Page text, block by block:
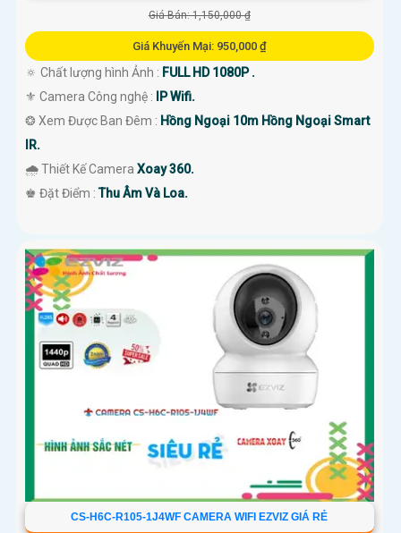
Giá Bán: 1,150,000 ₫
Giá Khuyến Mại: 950,000 ₫
🔅 Chất lượng hình Ảnh : FULL HD 1080P .
⚜️ Camera Công nghệ :
IP Wifi.
❂ Xem Được Ban Đêm : Hồng Ngoại 10m Hồng Ngoại Smart
IR.
🌧️ Thiết Kế Camera Xoay 360.
️♚ Đặt Điểm :Thu Âm Và Loa.
CS-H6C-R105-1J4WF CAMERA WIFI EZVIZ GIÁ RẺ